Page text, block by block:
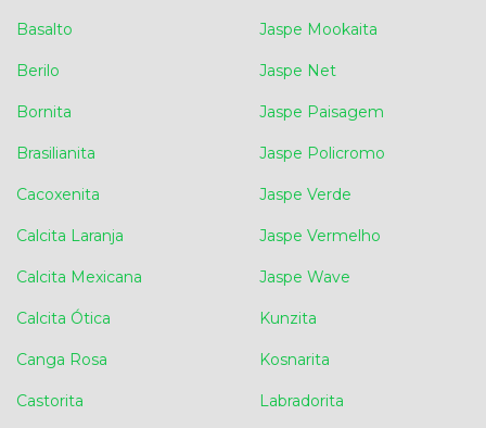
Basalto
Berilo
Bornita
Brasilianita
Cacoxenita
Calcita Laranja
Calcita Mexicana
Calcita Ótica
Canga Rosa
Castorita
Jaspe Mookaita
Jaspe Net
Jaspe Paisagem
Jaspe Policromo
Jaspe Verde
Jaspe Vermelho
Jaspe Wave
Kunzita
Kosnarita
Labradorita